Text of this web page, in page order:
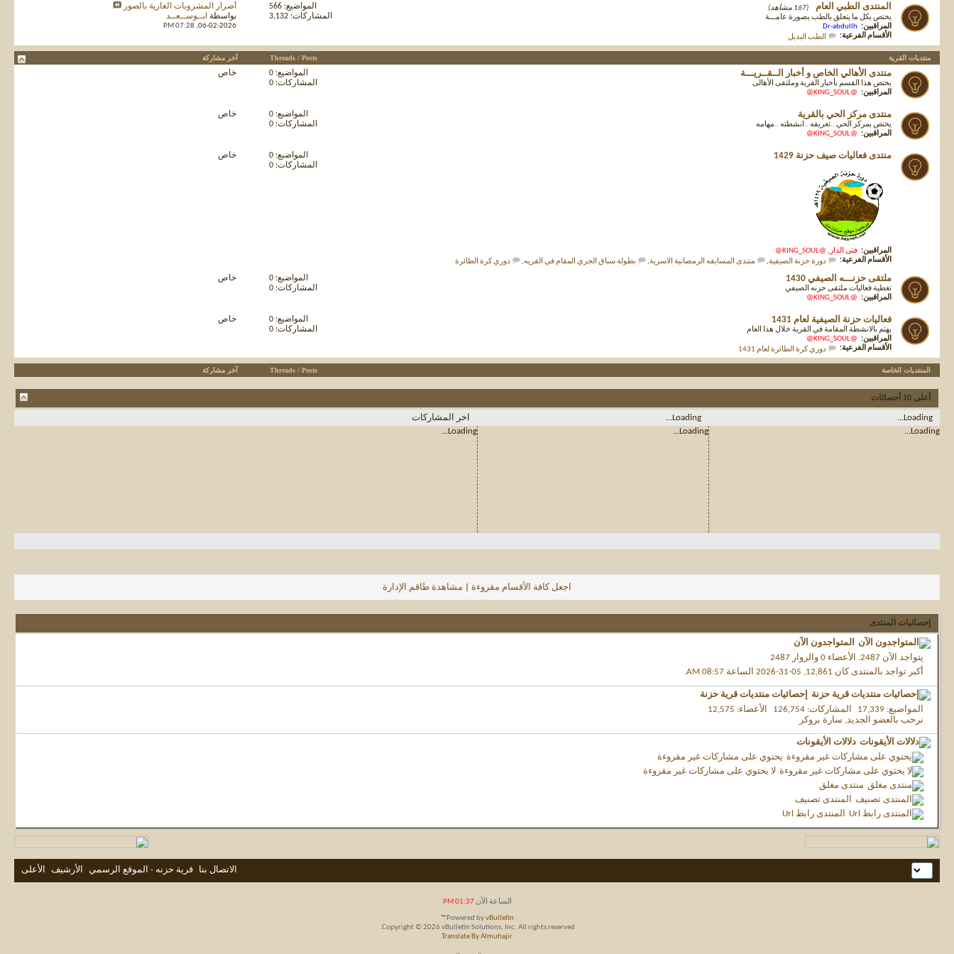
المنتدى الطبي العام
(167 مشاهد)
يختص بكل ما يتعلق بالطب بصورة عامـــة
المراقبين: Dr-abdullh
الأقسام الفرعية:
الطب البديل
المواضيع: 566
المشاركات: 3,132
أضرار المشروبات الغازية بالصور
بواسطة ابــوســعــد
06-02-2026,
07:28 PM
منتديات القرية Threads / Posts آخر مشاركة
منتدى الأهالي الخاص و أخبار الــقــريـــة
يختص هذا القسم بأخبار القرية وملتقى الأهالى
المراقبين: @KING_SOUL@
المواضيع: 0
المشاركات: 0
خاص
منتدى مركز الحي بالقرية
يختص بمركز الحي ..تعريفه ..انشطته ..مهامه
المراقبين: @KING_SOUL@
المواضيع: 0
المشاركات: 0
خاص
منتدى فعاليات صيف حزنة 1429
المراقبين: فتى الدار ,
@KING_SOUL@
الأقسام الفرعية:
دورة حزنة الصيفية, منتدى المسابقه الرمضانية الاسرية, بطولة سباق الجري المقام في القريه, دوري كرة الطائرة
المواضيع: 0
المشاركات: 0
خاص
ملتقى حزنـــه الصيفي 1430
تغطية فعاليات ملتقى حزنه الصيفي
المراقبين: @KING_SOUL@
المواضيع: 0
المشاركات: 0
خاص
فعاليات حزنة الصيفية لعام 1431
يهتم بالانشطة المقامة في القرية خلال هذا العام
المراقبين: @KING_SOUL@
الأقسام الفرعية:
دوري كرة الطائرة لعام 1431
المواضيع: 0
المشاركات: 0
خاص
المنتديات الخاصة Threads / Posts آخر مشاركة
أعلى 10 أحصائات
Loading...
Loading...
اخر المشاركات
Loading...
Loading...
Loading...
اجعل كافة الأقسام مقروءة مشاهدة طاقم الإدارة
إحصائيات المنتدى
المتواجدون الآن
يتواجد الآن
الأعضاء 0 والزوار 2487
أكبر تواجد بالمنتدى كان 12,861, 05-31-2026 الساعة
08:57 AM
.
إحصائيات منتديات قرية حزنة
المواضيع 17,339 المشاركات 126,754 الأعضاء
12,575
نرحب بالعضو الجديد, سارة بروكر
دلالات الأيقونات
يحتوي على مشاركات غير مقروءة
لا يحتوي على مشاركات غير مقروءة
منتدى مغلق
المنتدى تصنيف
المنتدى رابط Url
الاتصال بنا قرية حزنه - الموقع الرسمي الأرشيف الأعلى
الساعة الآن01:37 PM
Powered byvBulletin™
Copyright © 2026 vBulletin Solutions, Inc. All rights reserved.
Translate By Almuhajir